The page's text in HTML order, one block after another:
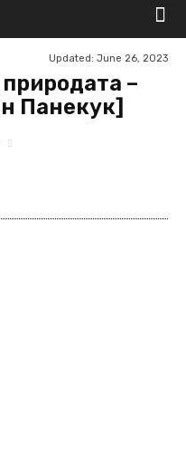
Updated: June 26, 2023
–
Панекук]